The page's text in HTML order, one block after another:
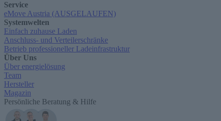
Service
eMove Austria (AUSGELAUFEN)
Systemwelten
Einfach zuhause Laden
Anschluss- und Verteilerschränke
Betrieb professioneller Ladeinfrastruktur
Über Uns
Über energielösung
Team
Hersteller
Magazin
Persönliche Beratung & Hilfe